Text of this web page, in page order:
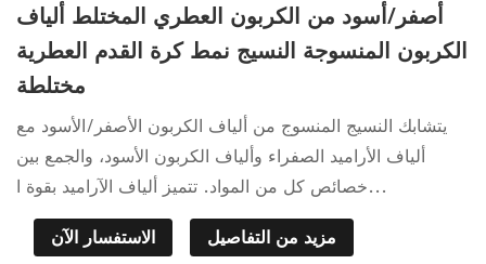
أصفر/أسود من الكربون العطري المختلط ألياف
الكربون المنسوجة النسيج نمط كرة القدم العطرية
مختلطة
يتشابك النسيج المنسوج من ألياف الكربون الأصفر/الأسود مع
ألياف الأراميد الصفراء وألياف الكربون الأسود، والجمع بين
خصائص كل من المواد. تتميز ألياف الآراميد بقوة ا...
الاستفسار الآن مزيد من التفاصيل